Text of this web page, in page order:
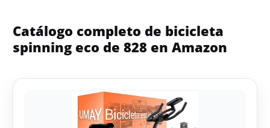
Catálogo completo de bicicleta
spinning eco de 828 en Amazon